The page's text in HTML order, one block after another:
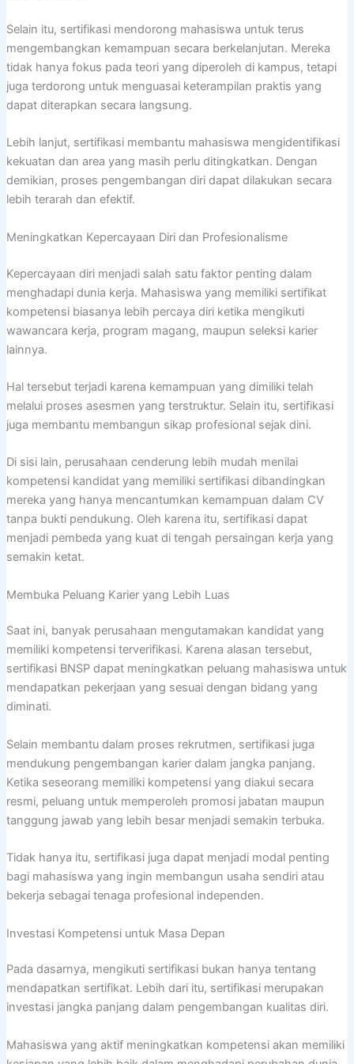
Selain itu, sertifikasi mendorong mahasiswa untuk terus
mengembangkan kemampuan secara berkelanjutan. Mereka
tidak hanya fokus pada teori yang diperoleh di kampus, tetapi
juga terdorong untuk menguasai keterampilan praktis yang
dapat diterapkan secara langsung.
Lebih lanjut, sertifikasi membantu mahasiswa mengidentifikasi
kekuatan dan area yang masih perlu ditingkatkan. Dengan
demikian, proses pengembangan diri dapat dilakukan secara
lebih terarah dan efektif.
Meningkatkan Kepercayaan Diri dan Profesionalisme
Kepercayaan diri menjadi salah satu faktor penting dalam
menghadapi dunia kerja. Mahasiswa yang memiliki sertifikat
kompetensi biasanya lebih percaya diri ketika mengikuti
wawancara kerja, program magang, maupun seleksi karier
lainnya.
Hal tersebut terjadi karena kemampuan yang dimiliki telah
melalui proses asesmen yang terstruktur. Selain itu, sertifikasi
juga membantu membangun sikap profesional sejak dini.
Di sisi lain, perusahaan cenderung lebih mudah menilai
kompetensi kandidat yang memiliki sertifikasi dibandingkan
mereka yang hanya mencantumkan kemampuan dalam CV
tanpa bukti pendukung. Oleh karena itu, sertifikasi dapat
menjadi pembeda yang kuat di tengah persaingan kerja yang
semakin ketat.
Membuka Peluang Karier yang Lebih Luas
Saat ini, banyak perusahaan mengutamakan kandidat yang
memiliki kompetensi terverifikasi. Karena alasan tersebut,
sertifikasi BNSP dapat meningkatkan peluang mahasiswa untuk
mendapatkan pekerjaan yang sesuai dengan bidang yang
diminati.
Selain membantu dalam proses rekrutmen, sertifikasi juga
mendukung pengembangan karier dalam jangka panjang.
Ketika seseorang memiliki kompetensi yang diakui secara
resmi, peluang untuk memperoleh promosi jabatan maupun
tanggung jawab yang lebih besar menjadi semakin terbuka.
Tidak hanya itu, sertifikasi juga dapat menjadi modal penting
bagi mahasiswa yang ingin membangun usaha sendiri atau
bekerja sebagai tenaga profesional independen.
Investasi Kompetensi untuk Masa Depan
Pada dasarnya, mengikuti sertifikasi bukan hanya tentang
mendapatkan sertifikat. Lebih dari itu, sertifikasi merupakan
investasi jangka panjang dalam pengembangan kualitas diri.
Mahasiswa yang aktif meningkatkan kompetensi akan memiliki